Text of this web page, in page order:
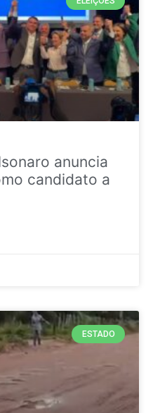
anuncia
candidato a
ESTADO